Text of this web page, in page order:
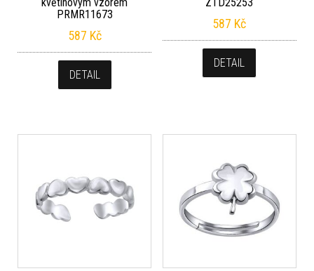
PRMR11673
587 Kč
DETAIL
587 Kč
DETAIL